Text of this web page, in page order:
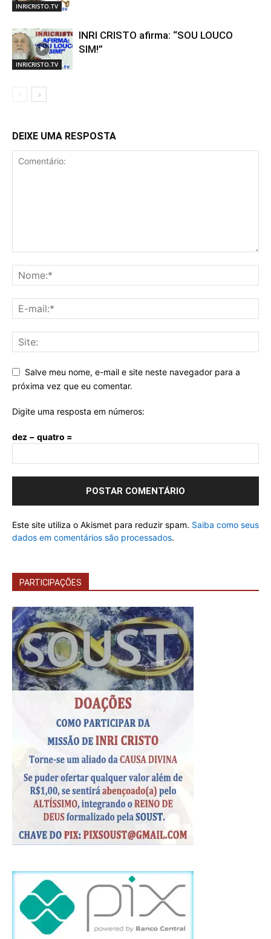
INRICRISTO.TV
INRICRISTO.TV
INRI CRISTO afirma: “SOU LOUCO
SIM!”
DEIXE UMA RESPOSTA
Salve meu nome, e-mail e site neste navegador para a
próxima vez que eu comentar.
Digite uma resposta em números:
dez − quatro =
Este site utiliza o Akismet para reduzir spam. Saiba como seus
dados em comentários são processados.
PARTICIPAÇÕES